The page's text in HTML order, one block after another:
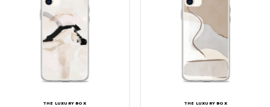
THE LUXURY BOX THE LUXURY BOX